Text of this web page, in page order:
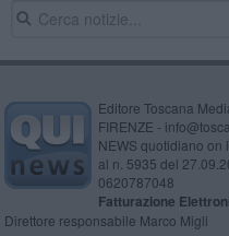
Editore Toscana
FIRENZE -
NEWS quotidiano on
al n. 5935 del
0620787048
Fatturazione
Direttore responsabile Marco Migli